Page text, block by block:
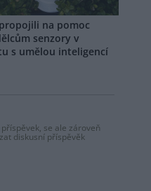
na pomoc
senzory v
s umělou inteligencí
se ale zároveň
diskusní příspěvěk